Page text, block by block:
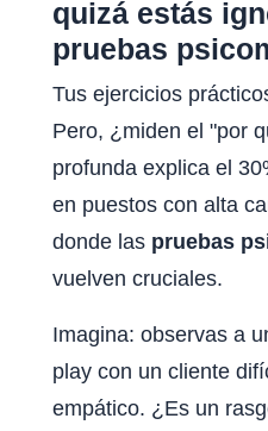
quizá estás
pruebas
Tus ejercicios
Pero, ¿miden el "por
profunda explica el
en puestos con alta
donde las pruebas
vuelven cruciales.
Imagina: observas a
play con un cliente
empático. ¿Es un